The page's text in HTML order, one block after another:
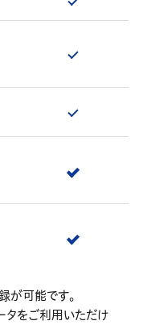
が可能です。
タをご利用いただけ